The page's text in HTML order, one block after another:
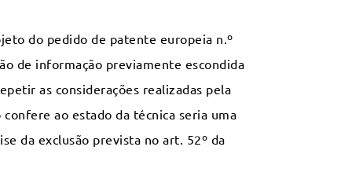
do pedido de patente europeia n.º
de informação previamente escondida
as considerações realizadas pela
ao estado da técnica seria uma
da exclusão prevista no art. 52º da